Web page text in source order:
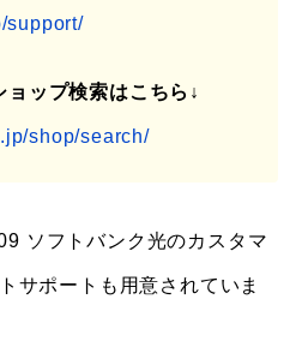
support/
ップ検索はこちら↓
shop/search/
ソフトバンク光のカスタマ
サポートも用意されていま